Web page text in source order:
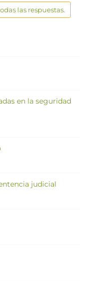
las respuestas.
en la seguridad
judicial